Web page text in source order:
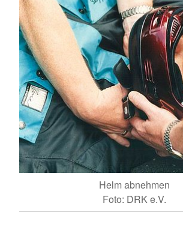
Helm abnehmen
Foto: DRK e.V.